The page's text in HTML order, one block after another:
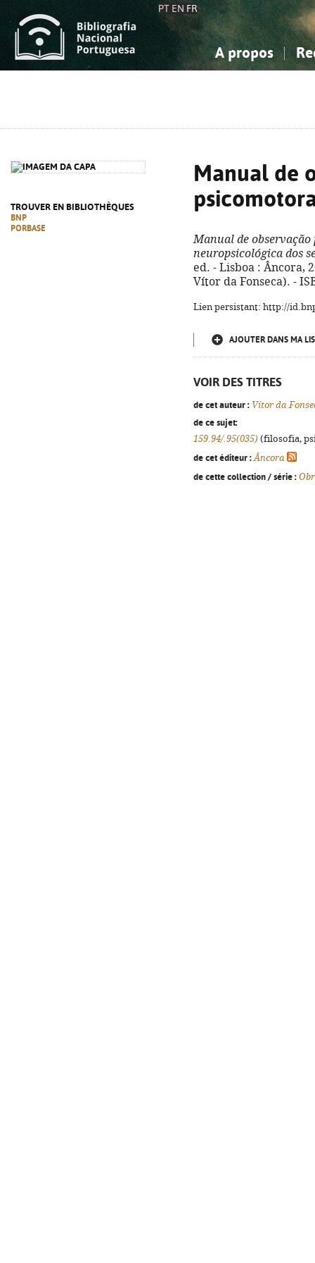
PT EN FR
A propos
TROUVER EN BIBLIOTHÈQUES
BNP
PORBASE
Manual de
Manual de observação
neuropsicológica dos
ed. - Lisboa : Âncora,
Vítor da Fonseca). -
Lien persistant: http://
AJOUTER DANS MA
VOIR DES TITRES
de cet auteur : Vítor da
de ce sujet:
159.94/.95(035) (filosofia,
de cet éditeur : Âncora
de cette collection / série :